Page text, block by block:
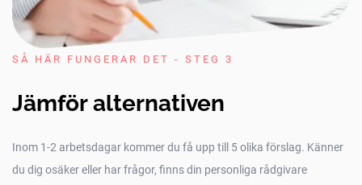
SÅ HÄR FUNGERAR DET - STEG 3
Jämför alternativen
Inom 1-2 arbetsdagar kommer du få upp till 5 olika förslag. Känner
du dig osäker eller har frågor, finns din personliga rådgivare